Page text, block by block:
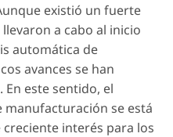
existió un fuerte
a cabo al inicio
automática de
avances se han
este sentido, el
manufacturación se está
interés para los